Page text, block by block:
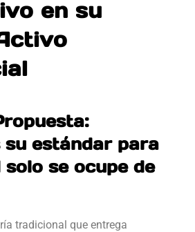
en su
su estándar para
se ocupe de
tradicional que entrega